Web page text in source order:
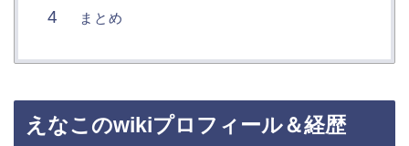
まとめ
えなこのwikiプロフィール＆経歴